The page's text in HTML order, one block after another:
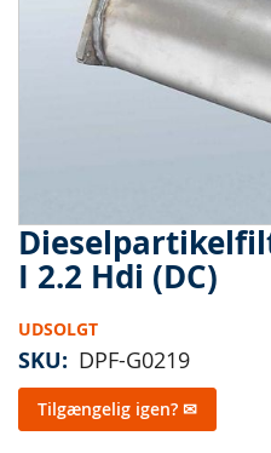
I 2.2 Hdi (DC)
UDSOLGT
SKU DPF-G0219
Tilgængelig igen? ✉
Gå
til
starten
billedgalleriet